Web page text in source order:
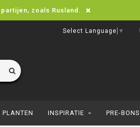
zoals Rusland.
Eenvoudig online bestellenSelect Language ▼
PLANTEN INSPIRATIE PRE-